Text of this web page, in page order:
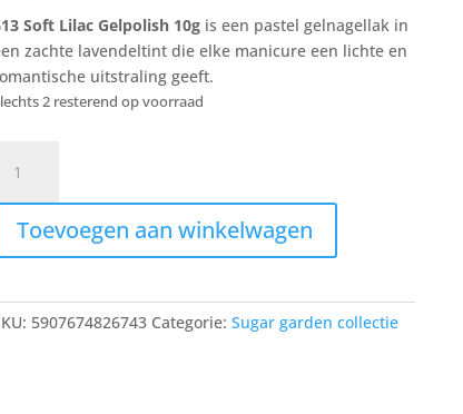
Soft Lilac Gelpolish 10g is een pastel gelnagellak in
zachte lavendeltint die elke manicure een lichte en
uitstraling geeft.
2 resterend op voorraad
Soft
gelpolish
Toevoegen aan winkelwagen
5907674826743 Categorie:Sugar garden collectie